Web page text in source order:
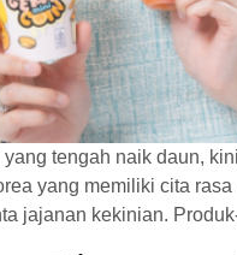
tengah naik daun,
yang memiliki cita
jajanan kekinian.